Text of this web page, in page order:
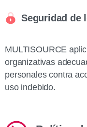
Seguridad de
MULTISOURCE
organizativas
personales contra
uso indebido.